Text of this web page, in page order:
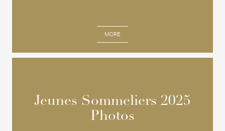
MORE
Jeunes Sommeliers 2025
Photos
Jeunes Sommeliers 2025
Photos